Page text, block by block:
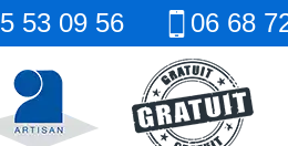
53 09 56 06 68